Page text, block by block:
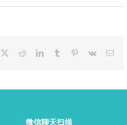
RedditLinkedInTumblr Pinterest
Vk Email
微信聊天扫描